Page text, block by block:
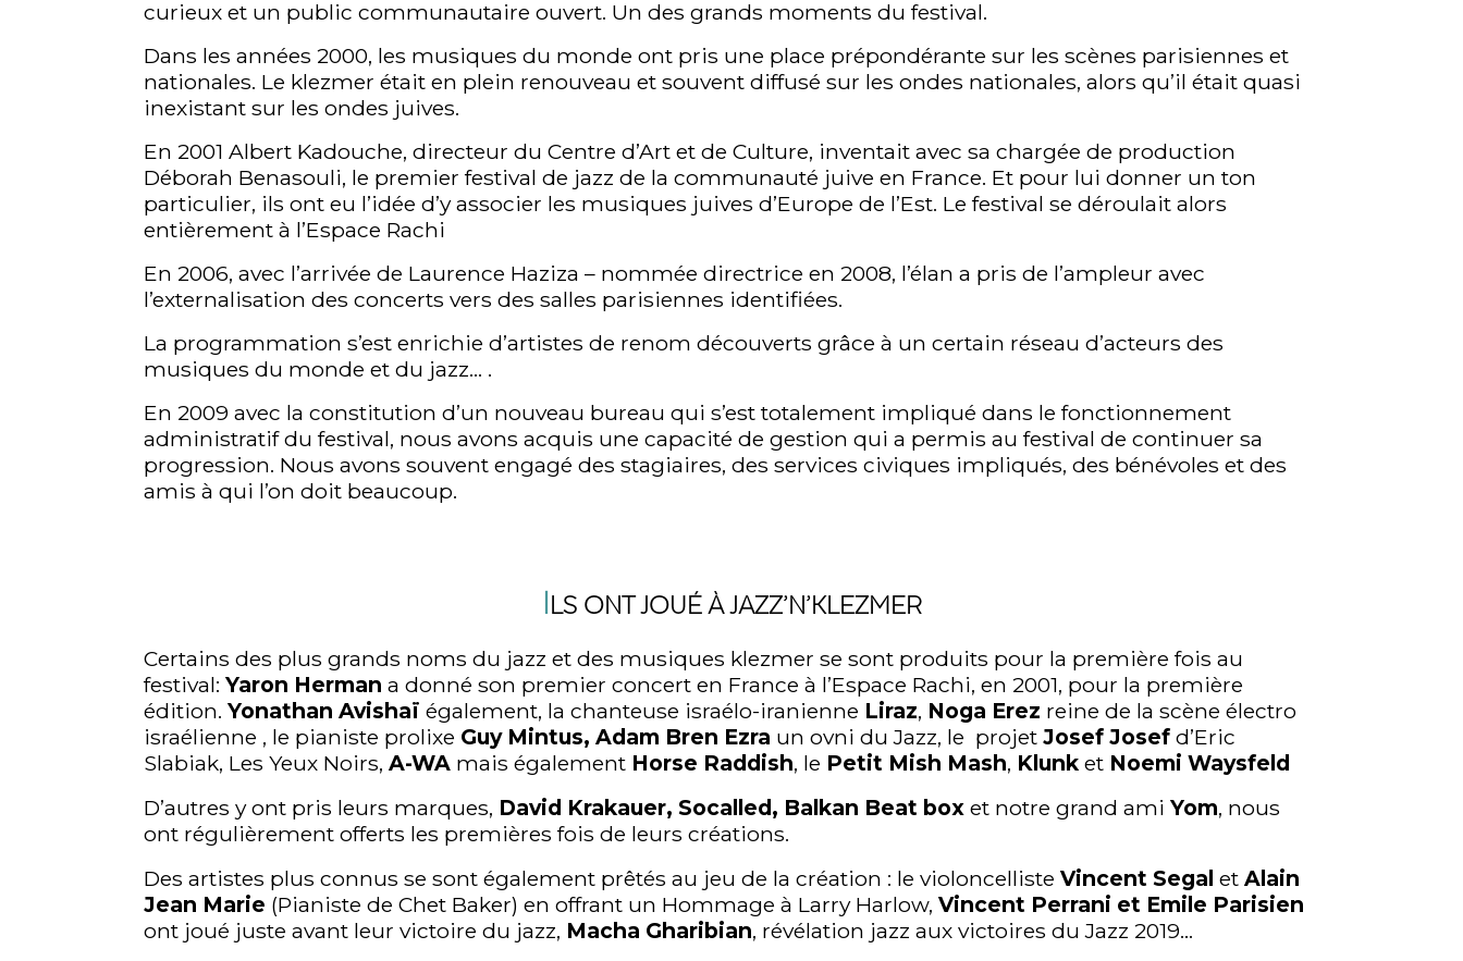
curieux et un public communautaire ouvert. Un des grands moments du festival.
Dans les années 2000, les musiques du monde ont pris une place prépondérante sur les scènes parisiennes et
nationales. Le klezmer était en plein renouveau et souvent diffusé sur les ondes nationales, alors qu’il était quasi
inexistant sur les ondes juives.
En 2001 Albert Kadouche, directeur du Centre d’Art et de Culture, inventait avec sa chargée de production
Déborah Benasouli, le premier festival de jazz de la communauté juive en France. Et pour lui donner un ton
particulier, ils ont eu l’idée d’y associer les musiques juives d’Europe de l’Est. Le festival se déroulait alors
entièrement à l’Espace Rachi
En 2006, avec l’arrivée de Laurence Haziza – nommée directrice en 2008, l’élan a pris de l’ampleur avec
l’externalisation des concerts vers des salles parisiennes identifiées.
La programmation s’est enrichie d’artistes de renom découverts grâce à un certain réseau d’acteurs des
musiques du monde et du jazz… .
En 2009 avec la constitution d’un nouveau bureau qui s’est totalement impliqué dans le fonctionnement
administratif du festival, nous avons acquis une capacité de gestion qui a permis au festival de continuer sa
progression. Nous avons souvent engagé des stagiaires, des services civiques impliqués, des bénévoles et des
amis à qui l’on doit beaucoup.
ILS ONT JOUÉ À JAZZ’N’KLEZMER
Certains des plus grands noms du jazz et des musiques klezmer se sont produits pour la première fois au
festival: Yaron Herman a donné son premier concert en France à l’Espace Rachi, en 2001, pour la première
édition. Yonathan Avishaï également, la chanteuse israélo-iranienne Liraz, Noga Erez reine de la scène électro
israélienne , le pianiste prolixe Guy Mintus, Adam Bren Ezra un ovni du Jazz, le projet Josef Josef d’Eric
Slabiak, Les Yeux Noirs, A-WA mais également Horse Raddish, le Petit Mish Mash, Klunk et Noemi Waysfeld
D’autres y ont pris leurs marques, David Krakauer, Socalled, Balkan Beat box et notre grand ami Yom, nous
ont régulièrement offerts les premières fois de leurs créations.
Des artistes plus connus se sont également prêtés au jeu de la création : le violoncelliste Vincent Segal et Alain
Jean Marie (Pianiste de Chet Baker) en offrant un Hommage à Larry Harlow, Vincent Perrani et Emile Parisien
ont joué juste avant leur victoire du jazz, Macha Gharibian, révélation jazz aux victoires du Jazz 2019…